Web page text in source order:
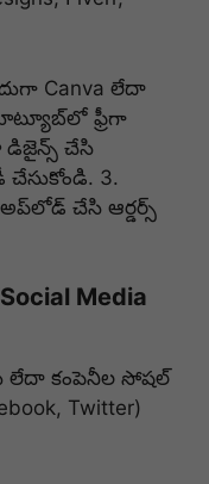
Canva లేదా
ఫ్రీగా
డిజైన్స్ చేసి
3.
చేసి ఆర్డర్స్
Media
లేదా కంపెనీల సోషల్
Twitter)